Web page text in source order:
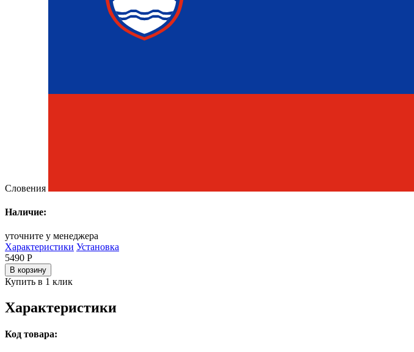
Словения
Наличие:
уточните у менеджера
Характеристики Установка
5490 Р
В корзину
Купить в 1 клик
Характеристики
Код товара: